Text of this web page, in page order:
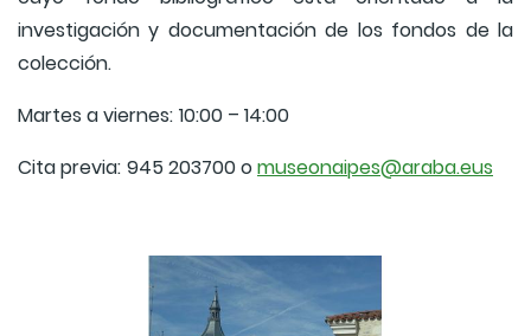
investigación y documentación de los fondos de la
colección.
Martes a viernes: 10:00 – 14:00
Cita previa: 945 203700 omuseonaipes@araba.eus